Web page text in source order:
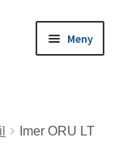
Meny
Imer ORU LT